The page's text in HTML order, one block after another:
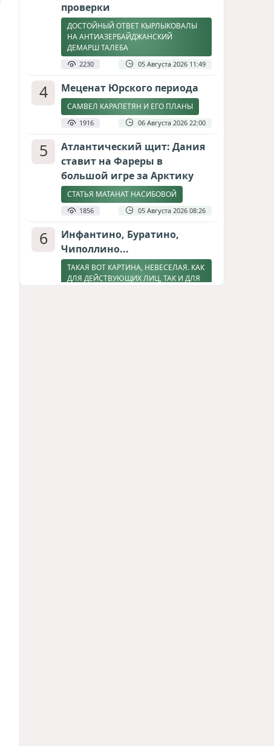
проверки
ДОСТОЙНЫЙ ОТВЕТ КЫРЛЫКОВАЛЫ
НА АНТИАЗЕРБАЙДЖАНСКИЙ
ДЕМАРШ ТАЛЕБА
2230 05 Августа 2026 11:49
4 Меценат Юрского периода
САМВЕЛ КАРАПЕТЯН И ЕГО ПЛАНЫ
1916 06 Августа 2026 22:00
5
Атлантический щит: Дания
ставит на Фареры в
большой игре за Арктику
СТАТЬЯ МАТАНАТ НАСИБОВОЙ
1856 05 Августа 2026 08:26
6
Инфантино, Буратино,
Чиполлино...
ТАКАЯ ВОТ КАРТИНА, НЕВЕСЕЛАЯ. КАК
ДЛЯ ДЕЙСТВУЮЩИХ ЛИЦ, ТАК И ДЛЯ